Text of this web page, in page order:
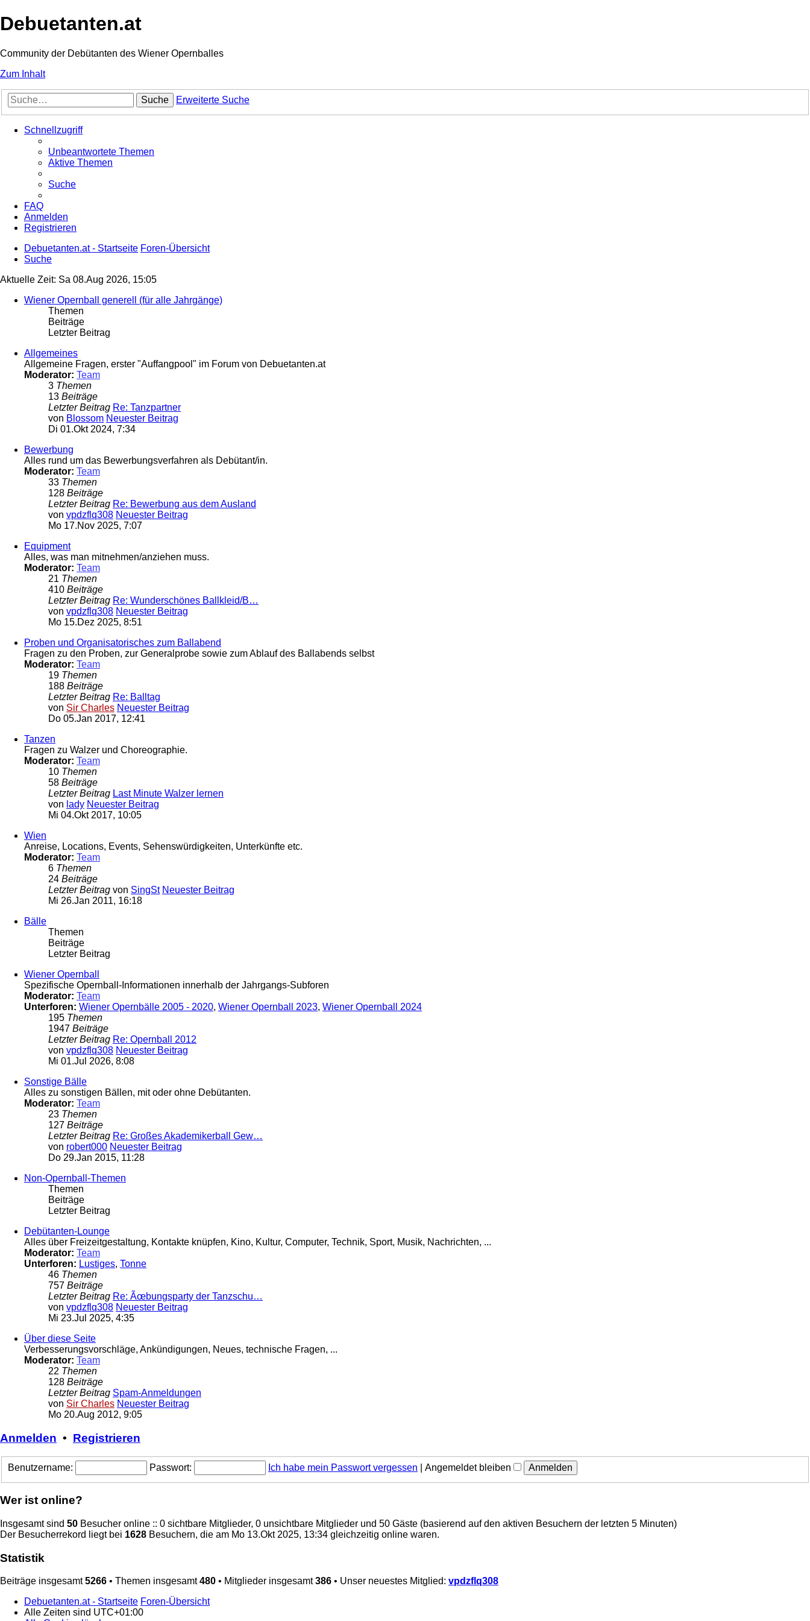
Debuetanten.at
Community der Debütanten des Wiener Opernballes
Zum Inhalt
Suche Erweiterte Suche
Schnellzugriff
Unbeantwortete Themen
Aktive Themen
Suche
FAQ
Anmelden
Registrieren
Debuetanten.at - Startseite Foren-Übersicht
Suche
Aktuelle Zeit: Sa 08.Aug 2026, 15:05
Wiener Opernball generell (für alle Jahrgänge)
Themen
Beiträge
Letzter Beitrag
Allgemeines
Allgemeine Fragen, erster "Auffangpool" im Forum von Debuetanten.at
Moderator: Team
3 Themen
13 Beiträge
Letzter Beitrag Re: Tanzpartner
von Blossom Neuester Beitrag
Di 01.Okt 2024, 7:34
Bewerbung
Alles rund um das Bewerbungsverfahren als Debütant/in.
Moderator: Team
33 Themen
128 Beiträge
Letzter Beitrag Re: Bewerbung aus dem Ausland
von vpdzflq308 Neuester Beitrag
Mo 17.Nov 2025, 7:07
Equipment
Alles, was man mitnehmen/anziehen muss.
Moderator: Team
21 Themen
410 Beiträge
Letzter Beitrag Re: Wunderschönes Ballkleid/B…
von vpdzflq308 Neuester Beitrag
Mo 15.Dez 2025, 8:51
Proben und Organisatorisches zum Ballabend
Fragen zu den Proben, zur Generalprobe sowie zum Ablauf des Ballabends selbst
Moderator: Team
19 Themen
188 Beiträge
Letzter Beitrag Re: Balltag
von Sir Charles Neuester Beitrag
Do 05.Jan 2017, 12:41
Tanzen
Fragen zu Walzer und Choreographie.
Moderator: Team
10 Themen
58 Beiträge
Letzter Beitrag Last Minute Walzer lernen
von lady Neuester Beitrag
Mi 04.Okt 2017, 10:05
Wien
Anreise, Locations, Events, Sehenswürdigkeiten, Unterkünfte etc.
Moderator: Team
6 Themen
24 Beiträge
Letzter Beitrag von SingSt Neuester Beitrag
Mi 26.Jan 2011, 16:18
Bälle
Themen
Beiträge
Letzter Beitrag
Wiener Opernball
Spezifische Opernball-Informationen innerhalb der Jahrgangs-Subforen
Moderator: Team
Unterforen: Wiener Opernbälle 2005 - 2020, Wiener Opernball 2023, Wiener Opernball 2024
195 Themen
1947 Beiträge
Letzter Beitrag Re: Opernball 2012
von vpdzflq308 Neuester Beitrag
Mi 01.Jul 2026, 8:08
Sonstige Bälle
Alles zu sonstigen Bällen, mit oder ohne Debütanten.
Moderator: Team
23 Themen
127 Beiträge
Letzter Beitrag Re: Großes Akademikerball Gew…
von robert000 Neuester Beitrag
Do 29.Jan 2015, 11:28
Non-Opernball-Themen
Themen
Beiträge
Letzter Beitrag
Debütanten-Lounge
Alles über Freizeitgestaltung, Kontakte knüpfen, Kino, Kultur, Computer, Technik, Sport, Musik, Nachrichten, ...
Moderator: Team
Unterforen: Lustiges, Tonne
46 Themen
757 Beiträge
Letzter Beitrag Re: Ãœbungsparty der Tanzschu…
von vpdzflq308 Neuester Beitrag
Mi 23.Jul 2025, 4:35
Über diese Seite
Verbesserungsvorschläge, Ankündigungen, Neues, technische Fragen, ...
Moderator: Team
22 Themen
128 Beiträge
Letzter Beitrag Spam-Anmeldungen
von Sir Charles Neuester Beitrag
Mo 20.Aug 2012, 9:05
Anmelden • Registrieren
Benutzername: Passwort: Ich habe mein Passwort vergessen Angemeldet bleiben
Wer ist online?
Insgesamt sind 50 Besucher online :: 0 sichtbare Mitglieder, 0 unsichtbare Mitglieder und 50 Gäste (basierend auf den aktiven Besuchern der letzten 5 Minuten)
Der Besucherrekord liegt bei 1628 Besuchern, die am Mo 13.Okt 2025, 13:34 gleichzeitig online waren.
Statistik
Beiträge insgesamt5266 • Themen insgesamt480 • Mitglieder insgesamt386 • Unser neuestes Mitglied: vpdzflq308
Debuetanten.at - Startseite Foren-Übersicht
Alle Zeiten sind UTC+01:00